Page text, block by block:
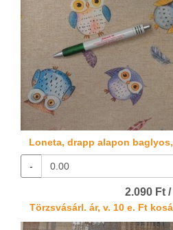
Loneta, drapp alapon
-
2.090 Ft /
Törzsvásárl. ár, v. 10 e. Ft